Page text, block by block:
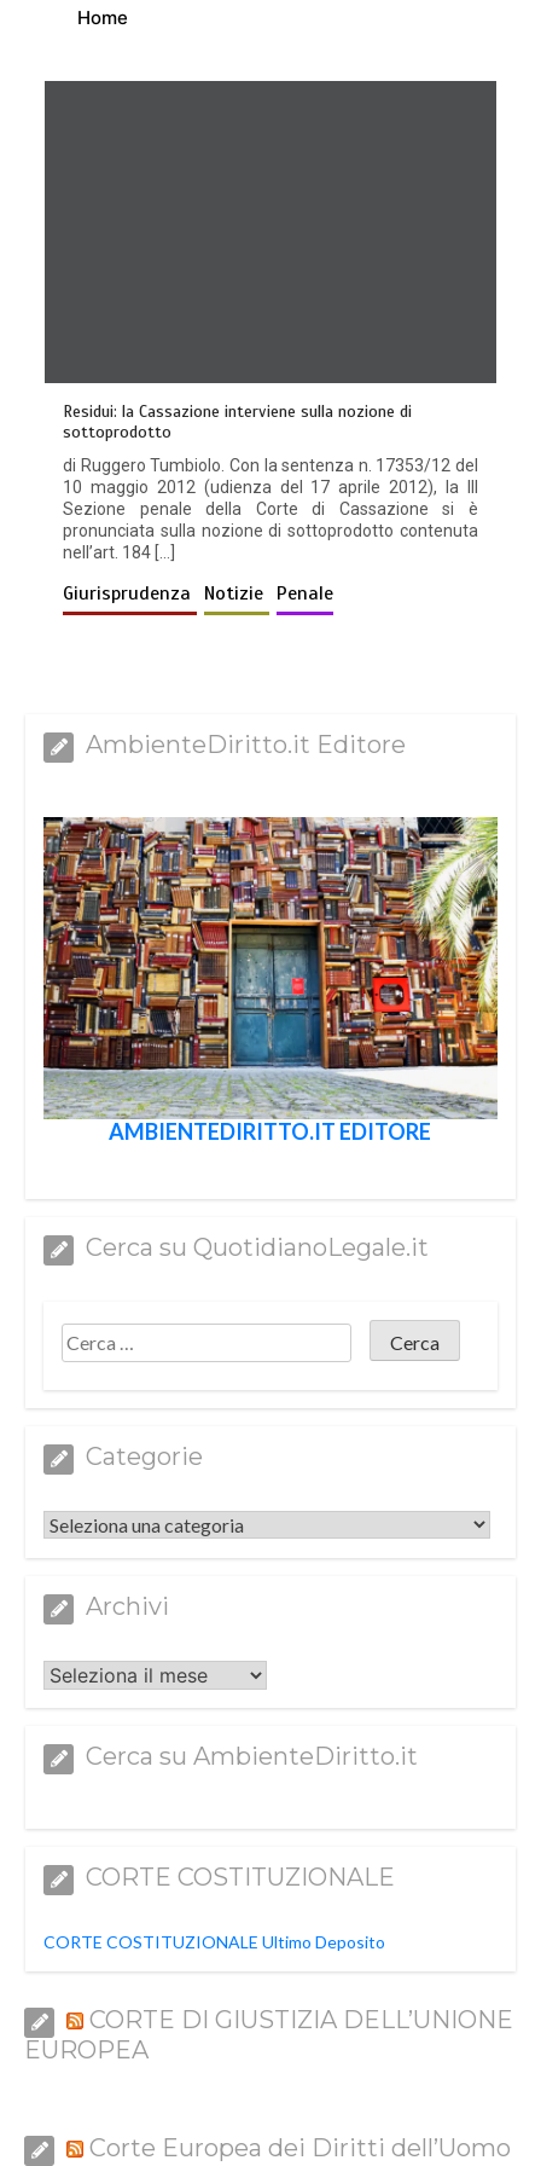
Home
Residui: la Cassazione interviene sulla nozione di
sottoprodotto
di Ruggero Tumbiolo. Con la sentenza n. 17353/12 del
10 maggio 2012 (udienza del 17 aprile 2012), la III
Sezione penale della Corte di Cassazione si è
pronunciata sulla nozione di sottoprodotto contenuta
nell’art. 184 […]
Giurisprudenza Notizie Penale
AmbienteDiritto.it Editore
AMBIENTEDIRITTO.IT EDITORE
Cerca su QuotidianoLegale.it
Categorie
Categorie
Archivi
Archivi
Cerca su AmbienteDiritto.it
CORTE COSTITUZIONALE
CORTE COSTITUZIONALE Ultimo Deposito
CORTE DI GIUSTIZIA DELL’UNIONE
EUROPEA
Corte Europea dei Diritti dell’Uomo